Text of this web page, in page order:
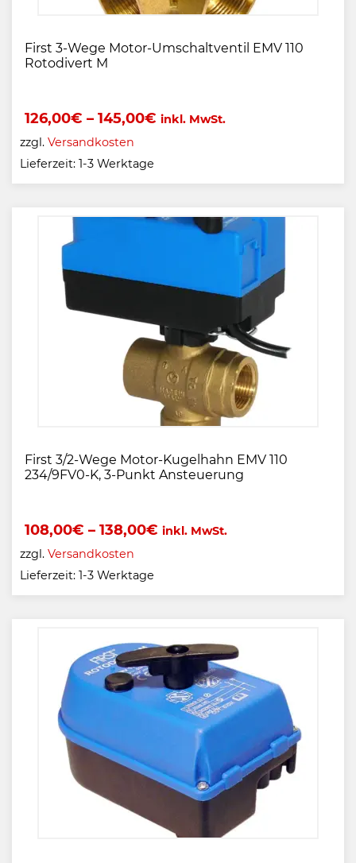
First 3-Wege Motor-Umschaltventil EMV 110
Rotodivert M
126,00€ – 145,00€ inkl. MwSt.
zzgl. Versandkosten
Lieferzeit: 1-3 Werktage
First 3/2-Wege Motor-Kugelhahn EMV 110
234/9FV0-K, 3-Punkt Ansteuerung
108,00€ – 138,00€ inkl. MwSt.
zzgl. Versandkosten
Lieferzeit: 1-3 Werktage